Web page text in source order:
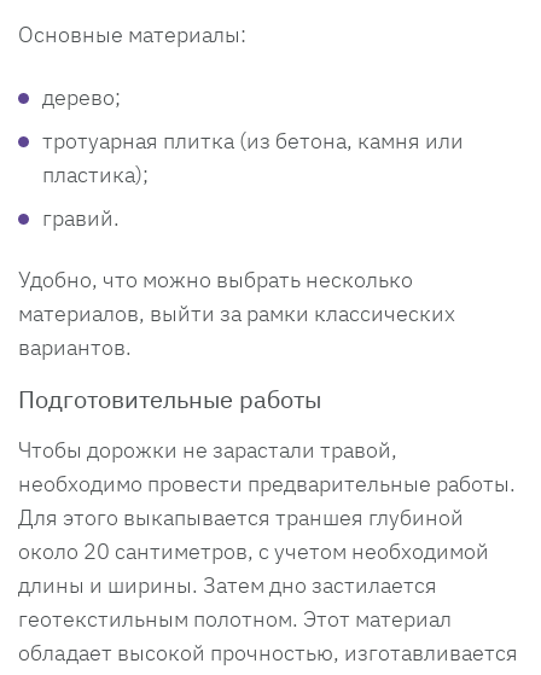
Основные материалы:
дерево;
тротуарная плитка (из бетона, камня или
пластика);
гравий.
Удобно, что можно выбрать несколько
материалов, выйти за рамки классических
вариантов.
Подготовительные работы
Чтобы дорожки не зарастали травой,
необходимо провести предварительные работы.
Для этого выкапывается траншея глубиной
около 20 сантиметров, с учетом необходимой
длины и ширины. Затем дно застилается
геотекстильным полотном. Этот материал
обладает высокой прочностью, изготавливается